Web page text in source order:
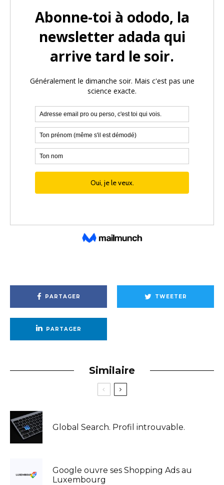
PARTAGER TWEETER
PARTAGER
Similaire
Global Search. Profil introuvable.
Google ouvre ses Shopping Ads au
Luxembourg